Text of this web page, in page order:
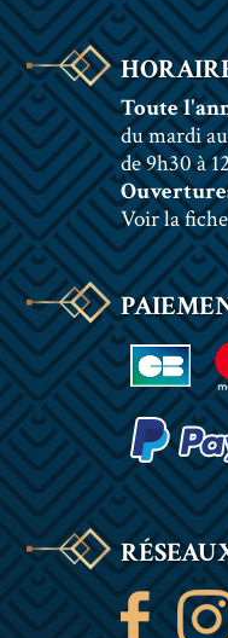
Toute
du mardi
de 9h30 à
Voir la